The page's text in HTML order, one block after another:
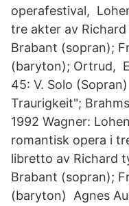
operafestival,
tre akter av Richard
Brabant (sopran);
(baryton); Ortrud,
45: V. Solo
Traurigkeit";
1992 Wagner:
romantisk opera i
libretto av Richard
Brabant (sopran);
(baryton) Agnes